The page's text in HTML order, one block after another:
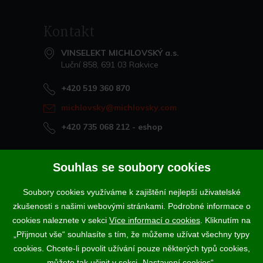
Kontakt
VINSELEKT MICHLOVSKÝ a.s.
Luční 858, 691 03 Rakvice
+420 519 360 870
michlovsky@michlovsky.com
+420 735 068 212 - eshop
Naše vína offline
Vinotéka Rakvice
>
Vinotéky a degustační centra
>
Podle zákona o evidenci tržeb je prodávající povinen vystavit
kupujícímu účtenku. Zároveň je povinen zaevidovat přijatou tržbu u
správce daně online; v případě technického výpadku pak nejpozději do
Souhlas se soubory cookies
Soubory cookies využíváme k zajištění nejlepší uživatelské
zkušenosti s našimi webovými stránkami. Podrobné informace o
cookies naleznete v sekci Více informací o cookies . Kliknutím na
„Přijmout vše“ souhlasíte s tím, že můžeme užívat všechny typy
cookies. Chcete-li povolit užívání pouze některých typů cookies,